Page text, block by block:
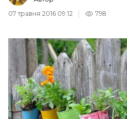
07 травня 2016 09:12
798